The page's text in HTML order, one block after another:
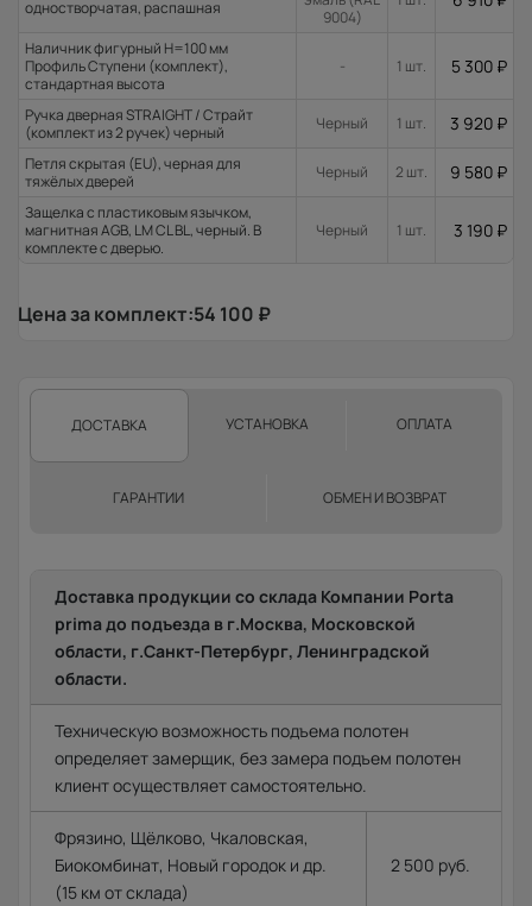
одностворчатая, распашная
9004)
Наличник фигурный H=100 мм
Профиль Ступени (комплект),
стандартная высота
- 1 шт. 5 300 ₽
Ручка дверная STRAIGHT / Страйт
(комплект из 2 ручек) черный
Черный 1 шт. 3 920 ₽
Петля скрытая (EU), черная для
тяжёлых дверей
Черный 2 шт. 9 580 ₽
Защелка с пластиковым язычком,
магнитная AGB, LM CL BL, черный. В
комплекте с дверью.
Черный 1 шт. 3 190 ₽
Цена за комплект:54 100 ₽
ДОСТАВКА УСТАНОВКА ОПЛАТА
ГАРАНТИИ ОБМЕН И ВОЗВРАТ
Доставка продукции со склада Компании Porta
prima до подъезда в г.Москва, Московской
области, г.Санкт-Петербург, Ленинградской
области.
Техническую возможность подъема полотен
определяет замерщик, без замера подъем полотен
клиент осуществляет самостоятельно.
Фрязино, Щёлково, Чкаловская,
Биокомбинат, Новый городок и др.
(15 км от склада)
2 500 руб.